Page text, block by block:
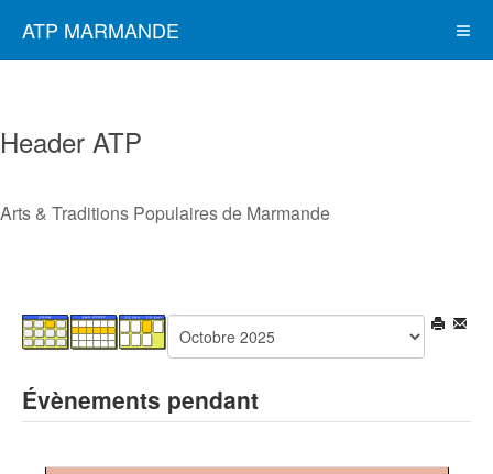
ATP MARMANDE
Header ATP
Arts & Traditions Populaires de Marmande
Évènements pendant